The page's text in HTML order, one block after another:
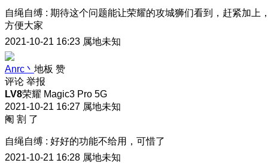
自绳自缚 : 期待这个问题能让荣耀的攻城狮们看到，赶紧加上
方便大家
2021-10-21 16:23 属地未知
Anrc丶 地板 赞
评论 举报
LV8荣耀 Magic3 Pro 5G
2021-10-21 16:27 属地未知
阉 割 了
自绳自缚 : 好好的功能不给用，可惜了
2021-10-21 16:28 属地未知